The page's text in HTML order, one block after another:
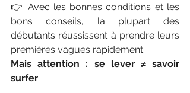
👉 Avec les bonnes conditions et les
bons conseils, la plupart des
débutants réussissent à prendre leurs
premières vagues rapidement.
Mais attention : se lever ≠ savoir
surfer